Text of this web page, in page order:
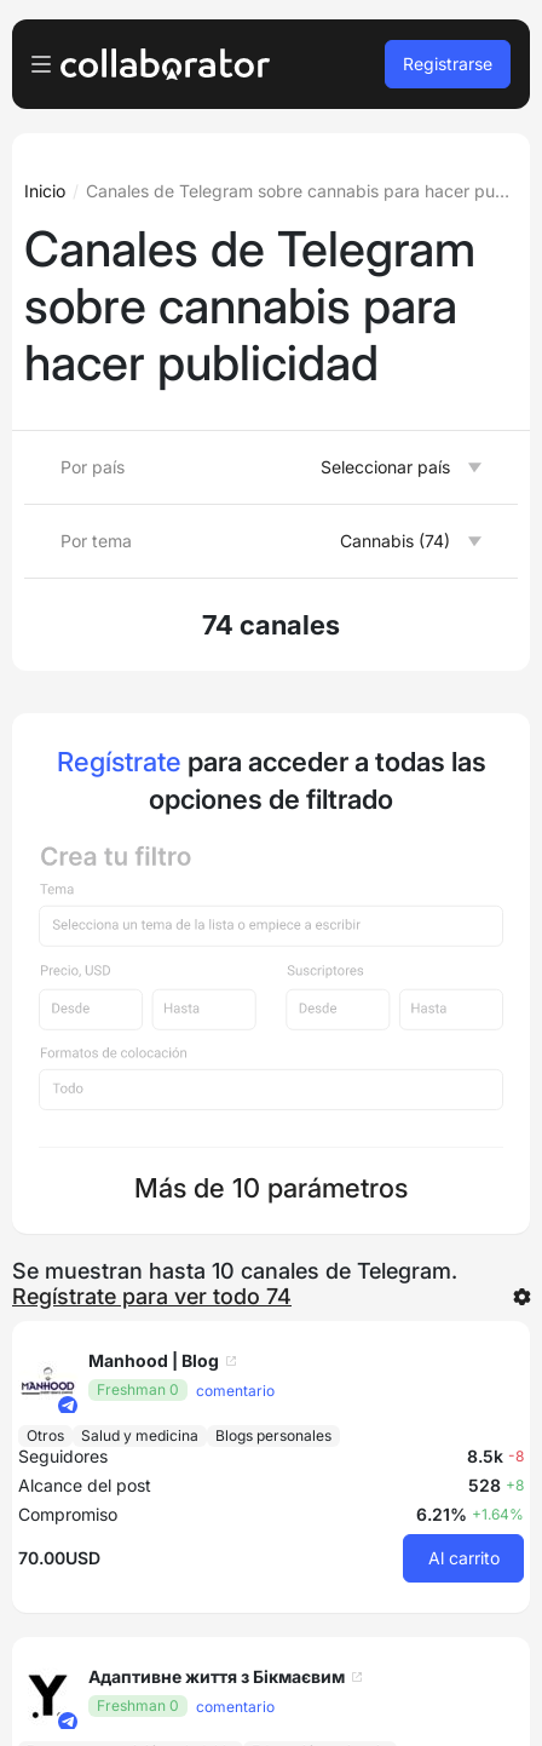
Propietario de la plataforma
A agencias
Podcasts y seminarios web
Blog
Iniciar sesión
Registro gratuito
Registrarse
Inicio Canales de Telegram sobre cannabis para hacer publicidad
Canales de Telegram
sobre cannabis para
hacer publicidad
Por país Seleccionar país
Por tema Cannabis (74)
74 canales
Regístrate para acceder a todas las
opciones de filtrado
Más de 10 parámetros
Se muestran hasta 10 canales de Telegram.
Regístrate para ver todo 74
Manhood | Blog
Freshman 0 comentario
Otros Salud y medicina Blogs personales
Seguidores 8.5k -8
Alcance del post 528 +8
Compromiso 6.21% +1.64%
70.00USD Al carrito
Адаптивне життя з Бікмаєвим
Freshman 0 comentario